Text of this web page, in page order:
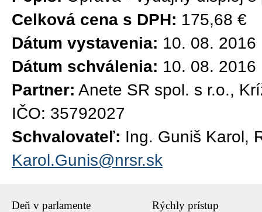
Celková cena s DPH: 175,68 €
Dátum vystavenia: 10. 08. 2016
Dátum schválenia: 10. 08. 2016
Partner: Anete SR spol. s r.o.,
IČO: 35792027
Schvalovateľ: Ing. Guniš Karol,
Karol.Gunis@nrsr.sk
Deň v parlamente Rýchly prístup